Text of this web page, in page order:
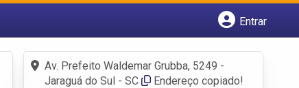
Entrar
Fazer login
Criar conta
Av. Prefeito Waldemar Grubba, 5249 -
Jaraguá do Sul - SC
Endereço copiado!